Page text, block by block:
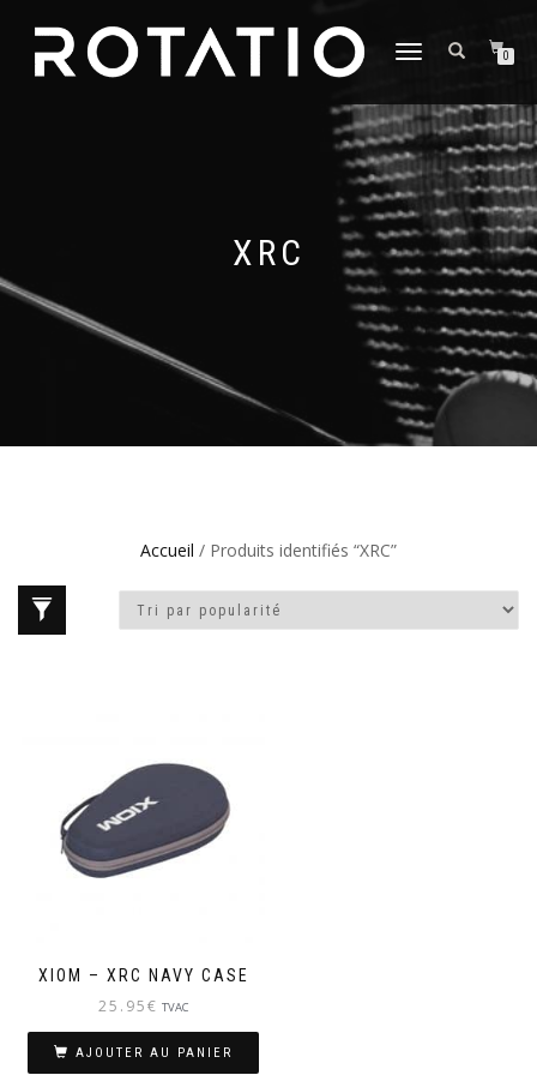
DÉPLIER
0
XRC
Accueil / Produits identifiés “XRC”
XIOM – XRC NAVY CASE
25.95€ TVAC
AJOUTER AU PANIER